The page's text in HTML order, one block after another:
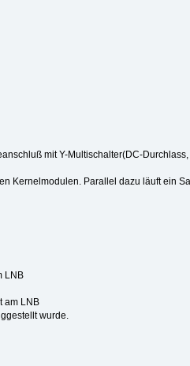
mit Y-Multischalter(DC-
Kernelmodulen. Parallel dazu läuft ein
LNB
am LNB
wurde.